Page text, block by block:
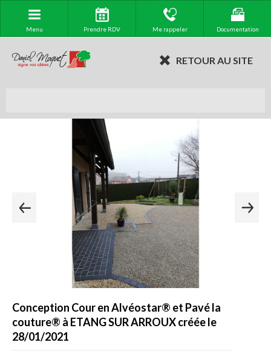
Menu Prendre RDV Me rappeler Documentation
RETOUR AU SITE
Conception Cour en Alvéostar® et Pavé la
couture® à ETANG SUR ARROUX créée le
28/01/2021